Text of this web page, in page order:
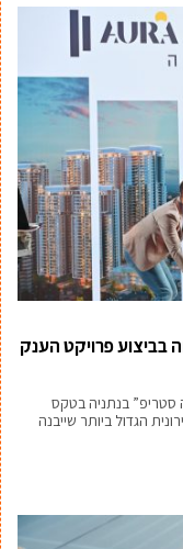
פרויקט הענק
בנתניה בטקס
הגדול ביותר שייבנה